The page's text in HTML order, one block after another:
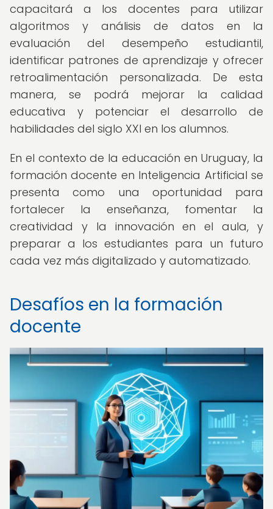
capacitará a los docentes para utilizar
algoritmos y análisis de datos en la
evaluación del desempeño estudiantil,
identificar patrones de aprendizaje y ofrecer
retroalimentación personalizada. De esta
manera, se podrá mejorar la calidad
educativa y potenciar el desarrollo de
habilidades del siglo XXI en los alumnos.
En el contexto de la educación en Uruguay, la
formación docente en Inteligencia Artificial se
presenta como una oportunidad para
fortalecer la enseñanza, fomentar la
creatividad y la innovación en el aula, y
preparar a los estudiantes para un futuro
cada vez más digitalizado y automatizado.
Desafíos en la formación
docente